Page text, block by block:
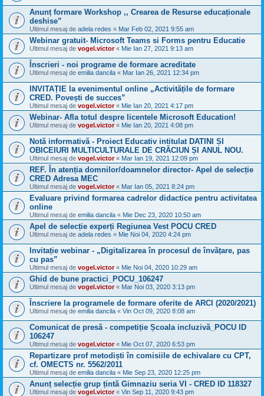
Anunț formare Workshop ,, Crearea de Resurse educaționale
deshise”
Ultimul mesaj de adela redes « Mar Feb 02, 2021 9:55 am
Webinar gratuit- Microsoft Teams si Forms pentru Educatie
Ultimul mesaj de vogel.victor« Mie Ian 27, 2021 9:13 am
Înscrieri - noi programe de formare acreditate
Ultimul mesaj de emilia dancila « Mar Ian 26, 2021 12:34 pm
INVITAȚIE la evenimentul online „Activitățile de formare
CRED. Povești de succes”
Ultimul mesaj de vogel.victor« Mie Ian 20, 2021 4:17 pm
Webinar- Afla totul despre licentele Microsoft Education!
Ultimul mesaj de vogel.victor« Mie Ian 20, 2021 4:08 pm
Notă informativă - Proiect Educativ intitulat DATINI ȘI
OBICEIURI MULTICULTURALE DE CRĂCIUN ȘI ANUL NOU.
Ultimul mesaj de vogel.victor« Mar Ian 19, 2021 12:09 pm
REF. În atenția domnilor/doamnelor director- Apel de selecție
CRED Adresa MEC
Ultimul mesaj de vogel.victor« Mar Ian 05, 2021 8:24 pm
Evaluare privind formarea cadrelor didactice pentru activitatea
online
Ultimul mesaj de emilia dancila « Mie Dec 23, 2020 10:50 am
Apel de selecție experți Regiunea Vest POCU CRED
Ultimul mesaj de adela redes « Mie Noi 04, 2020 4:24 pm
Invitație webinar - „Digitalizarea în procesul de învățare, pas
cu pas”
Ultimul mesaj de vogel.victor« Mie Noi 04, 2020 10:29 am
Ghid de bune practici_POCU_106247
Ultimul mesaj de vogel.victor« Mar Noi 03, 2020 3:13 pm
Înscriere la programele de formare oferite de ARCI (2020/2021)
Ultimul mesaj de emilia dancila « Vin Oct 09, 2020 8:08 am
Comunicat de presă - competiție Școala incluzivă_POCU ID
106247
Ultimul mesaj de vogel.victor« Mie Oct 07, 2020 6:53 pm
Repartizare prof metodiști în comisiile de echivalare cu CPT,
cf. OMECTS nr. 5562/2011
Ultimul mesaj de emilia dancila « Mie Sep 23, 2020 12:25 pm
Anunț selecție grup țintă Gimnaziu seria VI - CRED ID 118327
Ultimul mesaj de vogel.victor« Vin Sep 11, 2020 9:43 pm